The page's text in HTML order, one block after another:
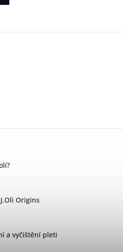
Origins
a vyčištění pleti